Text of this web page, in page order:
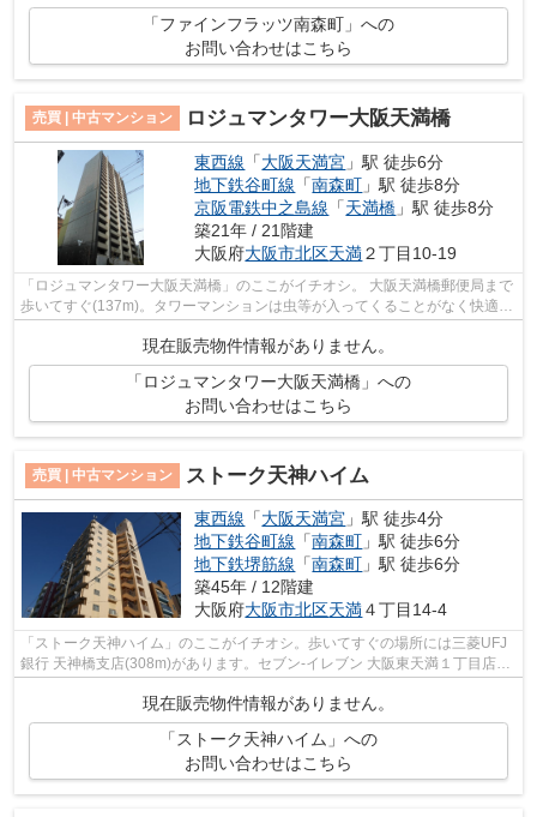
「ファインフラッツ南森町」への
お問い合わせはこちら
売買 | 中古マンション ロジュマンタワー大阪天満橋
東西線 「大阪天満宮 」駅 徒歩6分
地下鉄谷町線 「南森町 」駅 徒歩8分
京阪電鉄中之島線 「天満橋 」駅 徒歩8分
築21年 / 21階建
大阪府大阪市北区天満２丁目10-19
「ロジュマンタワー大阪天満橋」のここがイチオシ。 大阪天満橋郵便局まで
歩いてすぐ(137m)。タワーマンションは虫等が入ってくることがなく快適で
現在販売物件情報がありません。
「ロジュマンタワー大阪天満橋」への
お問い合わせはこちら
売買 | 中古マンション ストーク天神ハイム
東西線 「大阪天満宮 」駅 徒歩4分
地下鉄谷町線 「南森町 」駅 徒歩6分
地下鉄堺筋線 「南森町 」駅 徒歩6分
築45年 / 12階建
大阪府大阪市北区天満４丁目14-4
「ストーク天神ハイム」のここがイチオシ。歩いてすぐの場所には三菱UFJ
銀行 天神橋支店(308m)があります。セブン‐イレブン 大阪東天満１丁目店ま
現在販売物件情報がありません。
「ストーク天神ハイム」への
お問い合わせはこちら